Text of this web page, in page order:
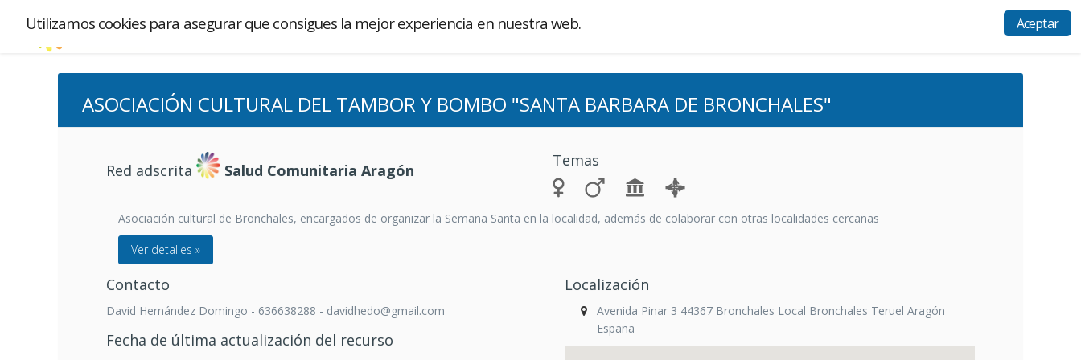
Utilizamos cookies para asegurar que consigues la mejor experiencia en nuestra web. Aceptar
Acceso
ASOCIACIÓN CULTURAL DEL TAMBOR Y BOMBO "SANTA BARBARA DE BRONCHALES"
Red adscrita Salud Comunitaria Aragón
Temas
Asociación cultural de Bronchales, encargados de organizar la Semana Santa en la localidad, además de colaborar con otras localidades cercanas
Ver detalles »
Contacto
David Hernández Domingo - 636638288 - davidhedo@gmail.com
Fecha de última actualización del recurso
Localización
Avenida Pinar 3 44367 Bronchales Local Bronchales Teruel Aragón
España